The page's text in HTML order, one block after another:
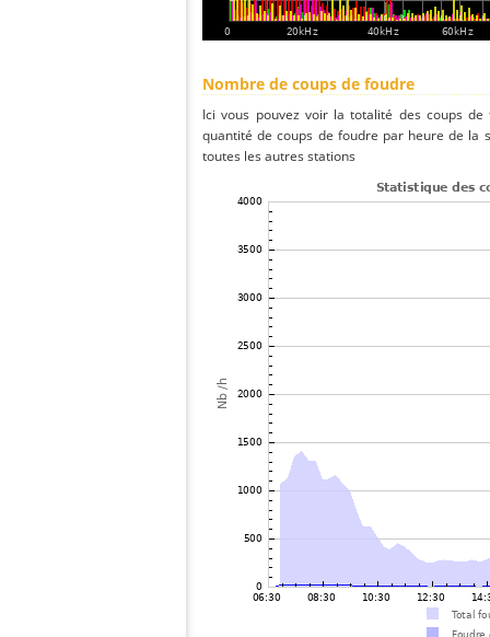
Nombre de coups de foudre
Ici vous pouvez voir la totalité des coups
quantité de coups de foudre par heure de la
toutes les autres stations